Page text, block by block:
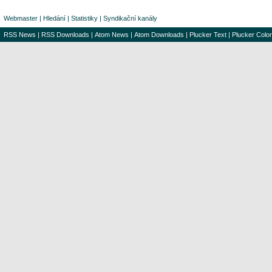
Webmaster | Hledání | Statistiky | Syndikační kanály
RSS News | RSS Downloads | Atom News | Atom Downloads | Plucker Text | Plucker Color